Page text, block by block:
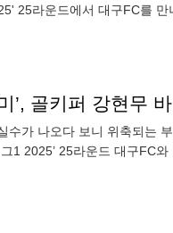
25라운드에서 대구FC를
수가 나오다 보니 위축되는
1 2025’ 25라운드 대구FC